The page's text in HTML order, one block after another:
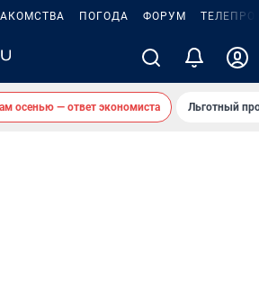
ПОГОДА ФОРУМ
осенью — ответ экономиста Льготный